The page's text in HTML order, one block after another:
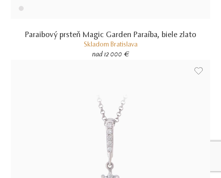
Paraibový prsteň Magic Garden Paraíba, biele zlato
Skladom Bratislava
nad 12 000 €